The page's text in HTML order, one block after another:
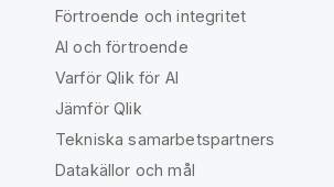
Förtroende och integritet
AI och förtroende
Varför Qlik för AI
Jämför Qlik
Tekniska samarbetspartners
Datakällor och mål